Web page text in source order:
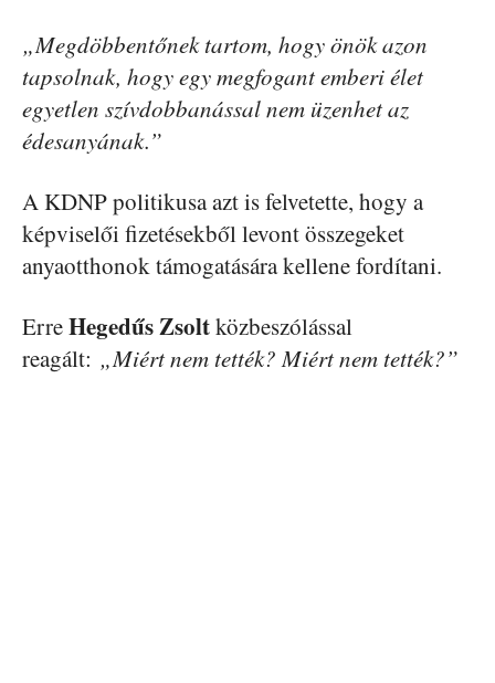
„Megdöbbentőnek tartom, hogy önök azon
tapsolnak, hogy egy megfogant emberi élet
egyetlen szívdobbanással nem üzenhet az
édesanyának.”
A KDNP politikusa azt is felvetette, hogy a
képviselői fizetésekből levont összegeket
anyaotthonok támogatására kellene fordítani.
ErreHegedűs Zsoltközbeszólással
reagált: „Miért nem tették? Miért nem tették?”